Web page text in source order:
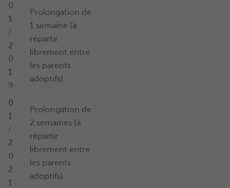
0
1
/
2
0
1
9
Prolongation de
1 semaine (à
répartir
librement entre
les parents
adoptifs)
0
1
/
2
0
2
1
Prolongation de
2 semaines (à
répartir
librement entre
les parents
adoptifs)